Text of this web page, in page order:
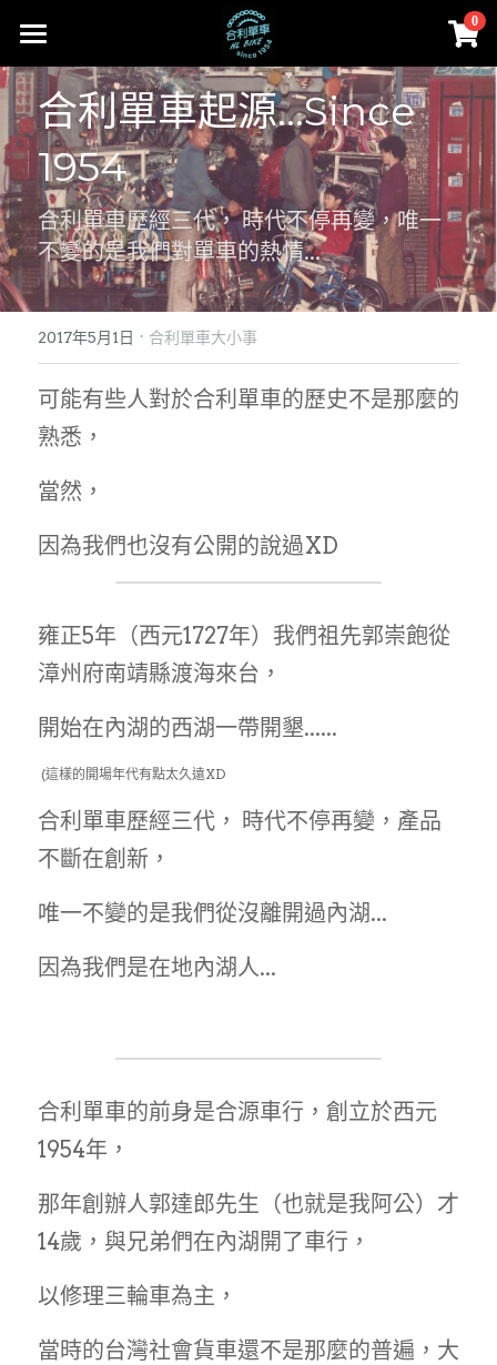
0
首頁
部落格
合利大小事
Cervélo
Colnago 可樂果
Cannondale
Lapierre
MASI
FARA
MERIDA 美利達
DARE
HASA
KHS 功學社
輪組、外胎
Facebook
instagram
線上賣場
賣場首頁
Cervélo
人身部品
零件
工具、油品
登錄/ 註冊
搜索
02-2656-2246
andy851012@ymail.com
合利單車起源...Since
1954
合利單車歷經三代， 時代不停再變，唯一
不變的是我們對單車的熱情...
2017年5月1日 · 合利單車大小事
可能有些人對於合利單車的歷史不是那麼的
熟悉，
當然，
因為我們也沒有公開的說過XD
雍正5年（西元1727年）我們祖先郭崇飽從
漳州府南靖縣渡海來台，
開始在內湖的西湖一帶開墾......
(這樣的開場年代有點太久遠XD
合利單車歷經三代， 時代不停再變，產品
不斷在創新，
唯一不變的是我們從沒離開過內湖...
因為我們是在地內湖人...
合利單車的前身是合源車行，創立於西元
1954年，
那年創辦人郭達郎先生（也就是我阿公）才
14歲，與兄弟們在內湖開了車行，
以修理三輪車為主，
當時的台灣社會貨車還不是那麼的普遍，大
×
商品分類
所有商品分類
Cervélo
人身部品
零件